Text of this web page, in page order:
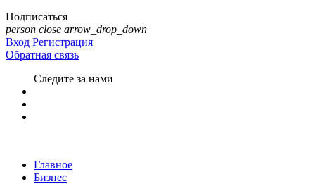
Подписаться
person close arrow_drop_down
Вход Регистрация
Обратная связь
Следите за нами
Главное
Бизнес